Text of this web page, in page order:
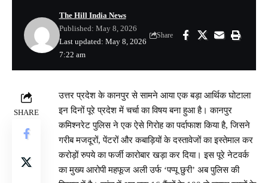
Last updated: May 8, 2026
7:22 am
The Hill India News
Published: May 8, 2026
Share
SHARE
उत्तर प्रदेश के कानपुर से सामने आया एक बड़ा आर्थिक घोटाला
इन दिनों पूरे प्रदेश में चर्चा का विषय बना हुआ है। कानपुर
कमिश्नरेट पुलिस ने एक ऐसे गिरोह का पर्दाफाश किया है, जिसने
गरीब मजदूरों, पेंटरों और कबाड़ियों के दस्तावेजों का इस्तेमाल कर
करोड़ों रुपये का फर्जी कारोबार खड़ा कर दिया। इस पूरे नेटवर्क
का मुख्य आरोपी महफूज अली उर्फ ‘पप्पू छुरी’ अब पुलिस की